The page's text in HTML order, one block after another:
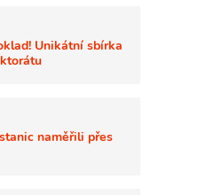
Unikátní sbírka
naměřili přes